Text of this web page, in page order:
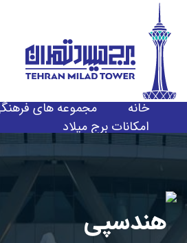
خانه
مجموعه های
امکانات برج میلاد
هندسپی